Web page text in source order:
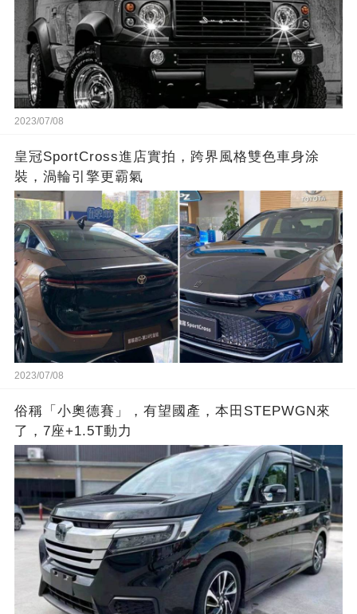
2023/07/08
皇冠SportCross進店實拍，跨界風格雙色車身涂
裝，渦輪引擎更霸氣
2023/07/08
俗稱「小奧德賽」，有望國產，本田STEPWGN來
了，7座+1.5T動力